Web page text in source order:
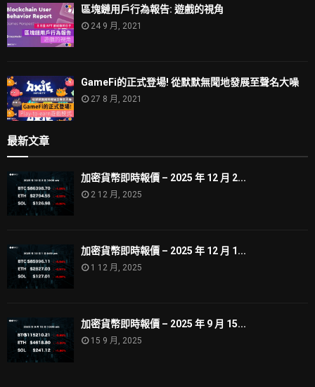
區塊鏈用戶行為報告: 遊戲的視角
24 9 月, 2021
GameFi的正式登場! 從默默無聞地發展至聲名大噪
27 8 月, 2021
最新文章
加密貨幣即時報價 – 2025 年 12 月 2...
2 12 月, 2025
加密貨幣即時報價 – 2025 年 12 月 1...
1 12 月, 2025
加密貨幣即時報價 – 2025 年 9 月 15...
15 9 月, 2025